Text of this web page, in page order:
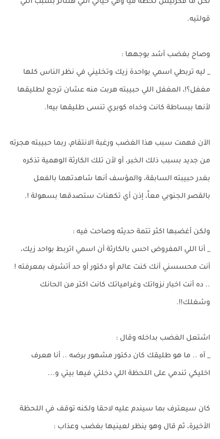
لكن ما فكرتيش لحظة فيا وفي حياتي اللي هتتأثر بسبب اللي
قولتيه.
وصاح بغضب أشد بوجهها :
_ ليه تربطي اسمي بواحدة زيك وتخليني في نظر الناس كلها
مغفل؟!، المغفل اللي حبيبته هربت منه عشان ترجع لطليقها
لأنها ببساطة كانت وخداه كوبري تنسى طليقها بيه!.
الآن فهمت سبب هذا الغضب ورغبة الانتقام، ربما حبيبته هجرته
من جديد بسبب ذلك الخبر، أو لأن تلك الكارثة الوهمية تذكره
بغدر حبيبته السابقة، والمؤسف أنها شاهدتهما بالفعل
بالقصر الجنوبي معاً، إذن أي تكهنات ستصدقها بسهولة !.
ولكن أغضبها اكثر تتمة حديثه وصاحت فيه :
_ أنا اللي المفروض احس بالكارثة أن اسمي اتربط بواحد زيك،
أنت محسسني أنك كنت عالم أو دكتور أو حد أتشرف بمعرفته !
.. ده أنت اخبار نزواتك وغرامياتك كانت اكتر من الحانك
وشغلك!!.
اشتعل الغضب بداخله وقال :
_ آه .. ما هو طليقك كان دكتور مشهور برضه .. أنا هعرف
اخليكي تندمي على اللحظة اللي دخلتي فيها بيتي و...
كان سيعترف بما سيندم عليه لاحقا ولكنه توقف في اللحظة
الأخيرة، ثم قال وهو ينظر لعينيها بغضب وعذاب :